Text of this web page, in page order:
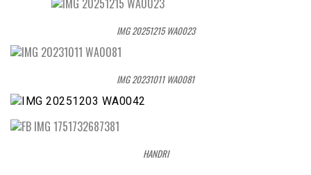
IMG 20251215 WA0023
IMG 20231011 WA0081
HANDRI